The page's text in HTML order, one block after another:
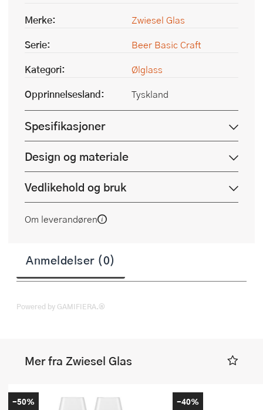
Merke:
Zwiesel Glas
Serie:
Beer Basic Craft
Kategori:
Ølglass
Opprinnelsesland:
Tyskland
Spesifikasjoner
Design og materiale
Vedlikehold og bruk
Om leverandøren
Anmeldelser (0)
Powered by GAMIFIERA.®
Mer fra Zwiesel Glas
-50% -40%